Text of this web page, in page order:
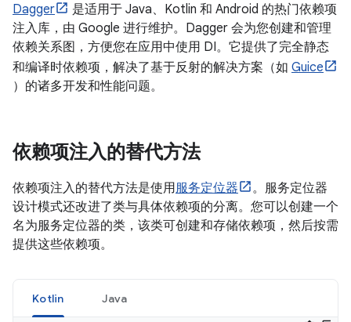
Dagger
是适用于 Java、Kotlin 和 Android 的热门依赖项
注入库，由 Google 进行维护。Dagger 会为您创建和管理
依赖关系图，方便您在应用中使用 DI。它提供了完全静态
和编译时依赖项，解决了基于反射的解决方案（如 Guice
）的诸多开发和性能问题。
依赖项注入的替代方法
依赖项注入的替代方法是使用服务定位器
。服务定位器
设计模式还改进了类与具体依赖项的分离。您可以创建一个
名为服务定位器的类，该类可创建和存储依赖项，然后按需
提供这些依赖项。
Kotlin Java